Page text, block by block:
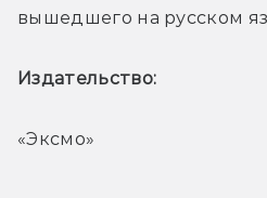
вышедшего на русском
Издательство:
«Эксмо»